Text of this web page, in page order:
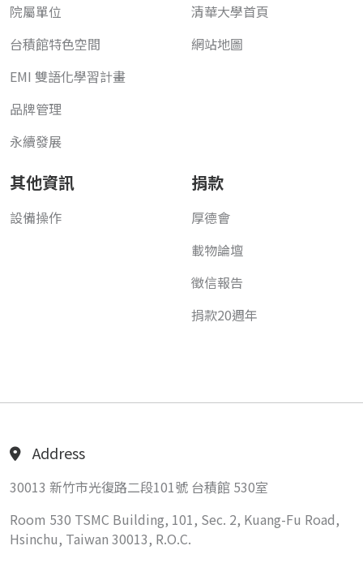
院屬單位
台積館特色空間
EMI 雙語化學習計畫
品牌管理
永續發展
清華大學首頁
網站地圖
其他資訊
設備操作
捐款
厚德會
載物論壇
徵信報告
捐款20週年
Address
30013 新竹市光復路二段101號 台積館 530室
Room 530 TSMC Building, 101, Sec. 2, Kuang-Fu Road,
Hsinchu, Taiwan 30013, R.O.C.